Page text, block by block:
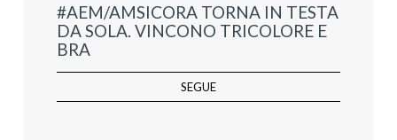
#AEM/AMSICORA TORNA IN TESTA
DA SOLA. VINCONO TRICOLORE E
BRA
SEGUE